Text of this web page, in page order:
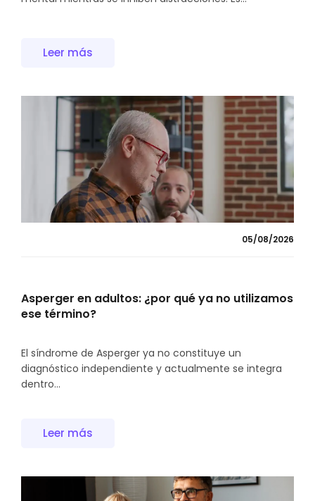
Leer más
05/08/2026
Asperger en adultos: ¿por qué ya no utilizamos
ese término?
El síndrome de Asperger ya no constituye un
diagnóstico independiente y actualmente se integra
dentro...
Leer más